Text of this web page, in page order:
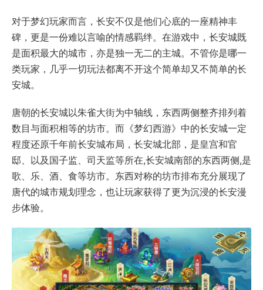
对于梦幻玩家而言，长安不仅是他们心底的一座精神丰
碑，更是一份难以言喻的情感羁绊。在游戏中，长安城既
是面积最大的城市，亦是独一无二的主城。不管你是哪一
类玩家，几乎一切玩法都离不开这个简单却又不简单的长
安城。
唐朝的长安城以朱雀大街为中轴线，东西两侧整齐排列着
数目与面积相等的坊市。而《梦幻西游》中的长安城一定
程度还原千年前长安城布局，长安城北部，是皇宫和官
邸、以及国子监、司天监等所在,长安城南部的东西两侧,是
歌、乐、酒、食等坊市。东西对称的坊市排布充分展现了
唐代的城市规划理念，也让玩家获得了更为沉浸的长安漫
步体验。